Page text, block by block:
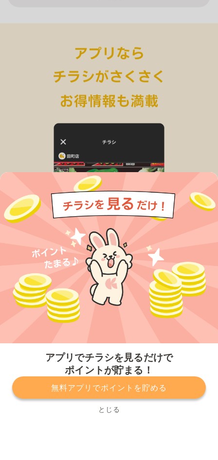
アプリでチラシを見るだけで
ポイントが貯まる！
無料アプリでポイントを貯める
とじる
プライバシーポリシー 利用規約
運営会社
サービスに関してのお問い合わせ